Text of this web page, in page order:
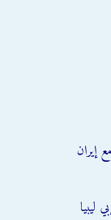
إيران
ليبيا